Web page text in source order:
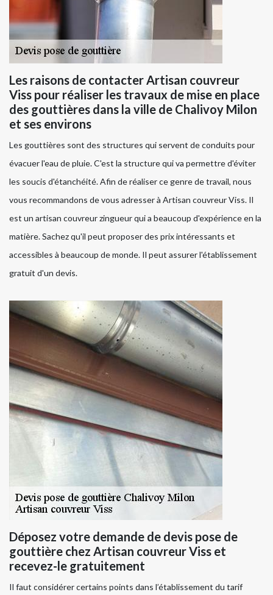
Les raisons de contacter Artisan couvreur
Viss pour réaliser les travaux de mise en place
des gouttières dans la ville de Chalivoy Milon
et ses environs
Les gouttières sont des structures qui servent de conduits pour
évacuer l'eau de pluie. C'est la structure qui va permettre d'éviter
les soucis d'étanchéité. Afin de réaliser ce genre de travail, nous
vous recommandons de vous adresser à Artisan couvreur Viss. Il
est un artisan couvreur zingueur qui a beaucoup d'expérience en la
matière. Sachez qu'il peut proposer des prix intéressants et
accessibles à beaucoup de monde. Il peut assurer l'établissement
gratuit d'un devis.
Déposez votre demande de devis pose de
gouttière chez Artisan couvreur Viss et
recevez-le gratuitement
Il faut considérer certains points dans l’établissement du tarif